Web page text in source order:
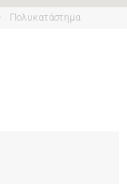
Πολυκατάστημα